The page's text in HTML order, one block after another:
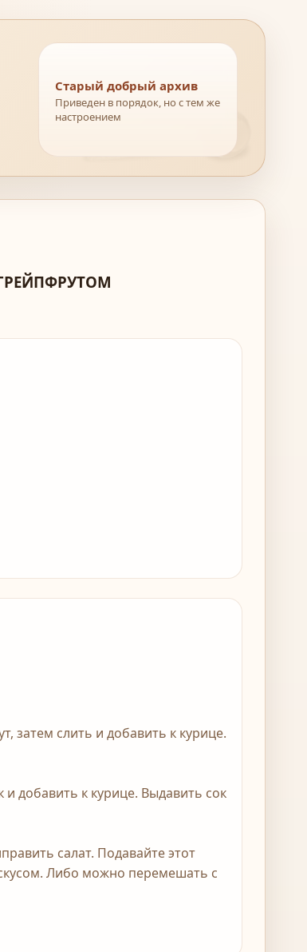
Старый добрый архив
Приведен в порядок, но с тем же
настроением
затем слить и добавить к курице.
добавить к курице. Выдавить сок
салат. Подавайте этот
Либо можно перемешать с